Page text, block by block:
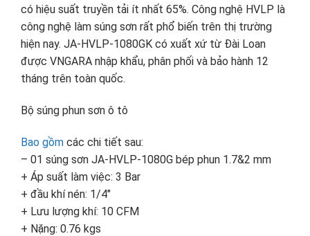
có hiệu suất truyền tải ít nhất 65%. Công nghệ HVLP là
công nghệ làm súng sơn rất phổ biến trên thị trường
hiện nay. JA-HVLP-1080GK có xuất xứ từ Đài Loan
được VNGARA nhập khẩu, phân phối và bảo hành 12
tháng trên toàn quốc.
Bộ súng phun sơn ô tô
Bao gồm các chi tiết sau:
– 01 súng sơn JA-HVLP-1080G bép phun 1.7&2 mm
+ Áp suất làm việc: 3 Bar
+ đầu khí nén: 1/4″
+ Lưu lượng khí: 10 CFM
+ Nặng: 0.76 kgs